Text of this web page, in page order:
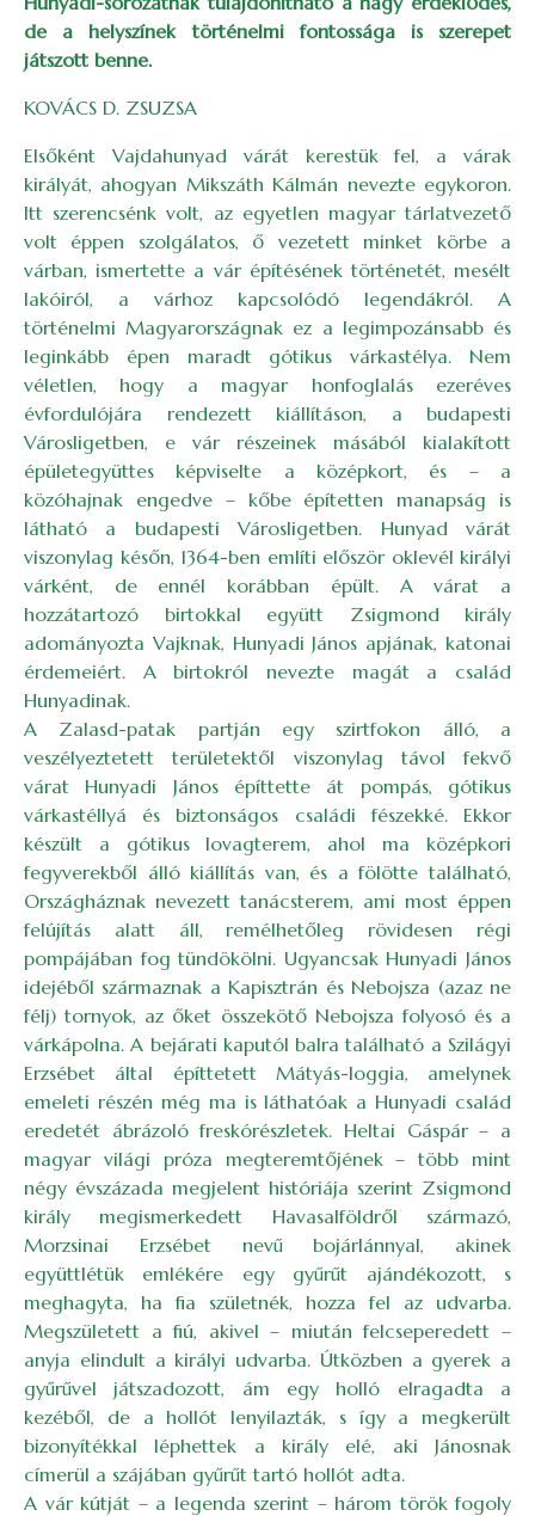
de a helyszínek történelmi fontossága is szerepet
játszott benne.
KOVÁCS D. ZSUZSA
Elsőként Vajdahunyad várát kerestük fel, a várak
királyát, ahogyan Mikszáth Kálmán nevezte egykoron.
Itt szerencsénk volt, az egyetlen magyar tárlatvezető
volt éppen szolgálatos, ő vezetett minket körbe a
várban, ismertette a vár építésének történetét, mesélt
lakóiról, a várhoz kapcsolódó legendákról. A
történelmi Magyarországnak ez a legimpozánsabb és
leginkább épen maradt gótikus várkastélya. Nem
véletlen, hogy a magyar honfoglalás ezeréves
évfordulójára rendezett kiállításon, a budapesti
Városligetben, e vár részeinek másából kialakított
épületegyüttes képviselte a középkort, és – a
közóhajnak engedve – kőbe építetten manapság is
látható a budapesti Városligetben. Hunyad várát
viszonylag későn, 1364-ben említi először oklevél királyi
várként, de ennél korábban épült. A várat a
hozzátartozó birtokkal együtt Zsigmond király
adományozta Vajknak, Hunyadi János apjának, katonai
érdemeiért. A birtokról nevezte magát a család
Hunyadinak.
A Zalasd-patak partján egy szirtfokon álló, a
veszélyeztetett területektől viszonylag távol fekvő
várat Hunyadi János építtette át pompás, gótikus
várkastéllyá és biztonságos családi fészekké. Ekkor
készült a gótikus lovagterem, ahol ma középkori
fegyverekből álló kiállítás van, és a fölötte található,
Országháznak nevezett tanácsterem, ami most éppen
felújítás alatt áll, remélhetőleg rövidesen régi
pompájában fog tündökölni. Ugyancsak Hunyadi János
idejéből származnak a Kapisztrán és Nebojsza (azaz ne
félj) tornyok, az őket összekötő Nebojsza folyosó és a
várkápolna. A bejárati kaputól balra található a Szilágyi
Erzsébet által építtetett Mátyás-loggia, amelynek
emeleti részén még ma is láthatóak a Hunyadi család
eredetét ábrázoló freskórészletek. Heltai Gáspár – a
magyar világi próza megteremtőjének – több mint
négy évszázada megjelent históriája szerint Zsigmond
király megismerkedett Havasalföldről származó,
Morzsinai Erzsébet nevű bojárlánnyal, akinek
együttlétük emlékére egy gyűrűt ajándékozott, s
meghagyta, ha fia születnék, hozza fel az udvarba.
Megszületett a fiú, akivel – miután felcseperedett –
anyja elindult a királyi udvarba. Útközben a gyerek a
gyűrűvel játszadozott, ám egy holló elragadta a
kezéből, de a hollót lenyilazták, s így a megkerült
bizonyítékkal léphettek a király elé, aki Jánosnak
címerül a szájában gyűrűt tartó hollót adta.
A vár kútját – a legenda szerint – három török fogoly